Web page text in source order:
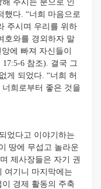
주시는 분으로 인
했다. “너희 마음으로
주시며 우리를 위하
호와를 경외하자 말
에 빠져 자신들이
6 참조). 결국 그
게 되었다. “너희 허
희로부터 좋은 것을
었다고 이야기하는
땅에 무섭고 놀라운
제사장들은 자기 권
여기니 마지막에는
이 경제 활동의 주축